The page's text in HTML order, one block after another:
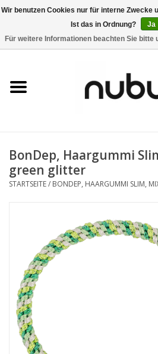
Damen
Accessoires
Marken
BonDep, Haargummi
green glitter
STARTSEITE/ BONDEP, HAARGUMMI SLIM,
Wir benutzen Cookies nur für interne Zwecke
Ist das in Ordnung?
Ja
Für weitere Informationen beachten Sie